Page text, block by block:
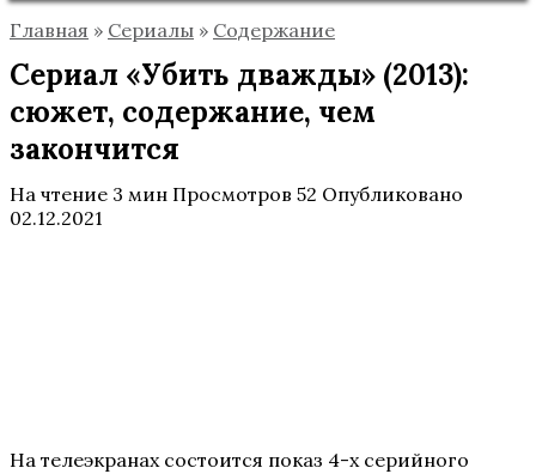
Главная » Сериалы » Содержание
Сериал «Убить дважды» (2013):
сюжет, содержание, чем
закончится
На чтение 3 мин Просмотров 52 Опубликовано
02.12.2021
На телеэкранах состоится показ 4-х серийного